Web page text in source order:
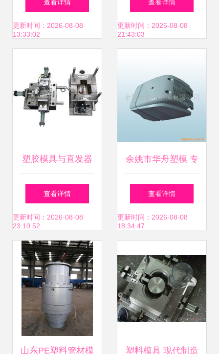
价分析
查看详情
更新时间：2026-08-08
13:33:02
查看详情
更新时间：2026-08-08
21:43:03
塑胶模具与直发器
手面外壳的生产与
应用
查看详情
更新时间：2026-08-08
23:10:52
余姚市华舟塑模 专
注塑料模具制造的
专业企业
查看详情
更新时间：2026-08-08
18:34:47
山东PE塑料管材模 塑料模具 现代制造